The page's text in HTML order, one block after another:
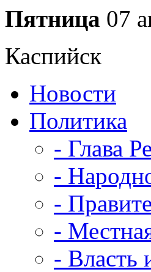
Пятница 07
Каспийск
Новости
Политика
- Глава
-
-
-
- Власть